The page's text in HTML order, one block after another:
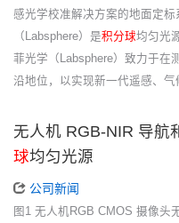
感光学校准解决方案的地面定
（Labsphere）是积分球均匀光
菲光学（Labsphere）致力于在
沿地位，以实现新一代遥感、
无人机 RGB-NIR 导航
球均匀光源
公司新闻
图1 无人机RGB CMOS 摄像头